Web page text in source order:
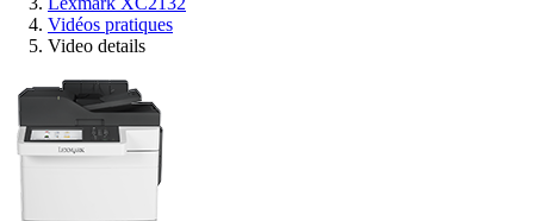
Vidéos pratiques
Video details